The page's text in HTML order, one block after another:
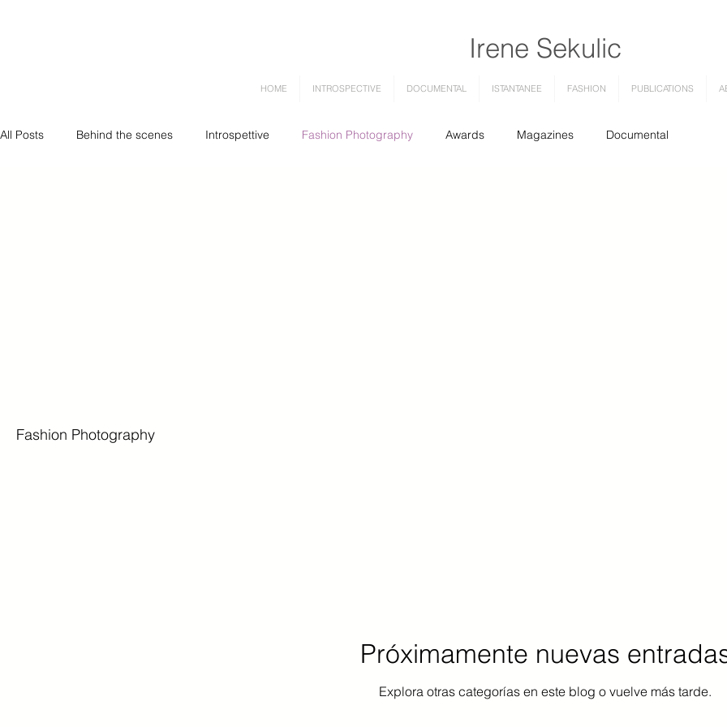
Irene Sekulic
HOME INTROSPECTIVE DOCUMENTAL ISTANTANEE FASHION PUBLICATIONS
All Posts Behind the scenes Introspettive Fashion Photography Awards Magazines Documental
Fashion Photography
Próximamente nuevas
Explora otras categorías en este blog o vuelve más tarde.